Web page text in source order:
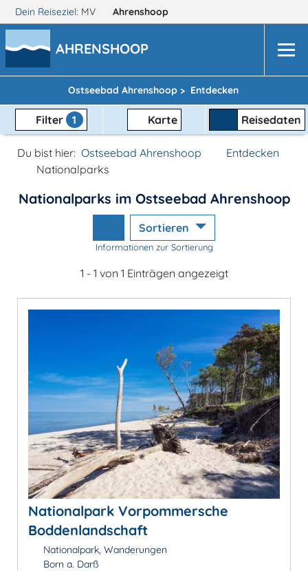
Dein Reiseziel: MV Ahrenshoop
AHRENSHOOP
Ostseebad Ahrenshoop > Entdecken
Filter 1 Karte Reisedaten
Du bist hier: Ostseebad Ahrenshoop
Entdecken
Nationalparks
Nationalparks im Ostseebad Ahrenshoop
Sortieren
Informationen zur Sortierung
1 - 1 von 1 Einträgen angezeigt
Nationalpark Vorpommersche
Boddenlandschaft
Nationalpark, Wanderungen
Born a. Darß